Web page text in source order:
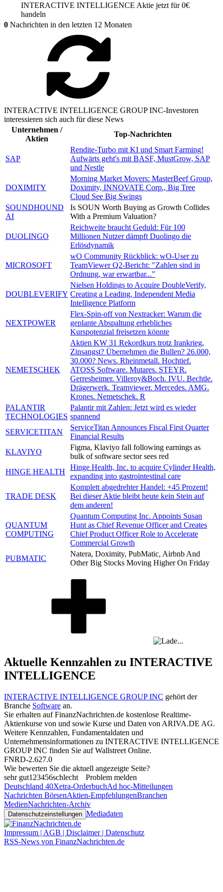
INTERACTIVE INTELLIGENCE Aktie jetzt für 0€
handeln
0 Nachrichten in den letzten 12 Monaten
INTERACTIVE INTELLIGENCE GROUP INC-Investoren
interessieren sich auch für diese News
Unternehmen /
Aktien
Top-Nachrichten
SAP
Rendite-Turbo mit KI und Smart Farming!
Aufwärts geht's mit BASF, MustGrow, SAP
und Nestle
DOXIMITY
Morning Market Movers: MasterBeef Group,
Doximity, INNOVATE Corp., Big Tree
Cloud See Big Swings
SOUNDHOUND
AI
Is SOUN Worth Buying as Growth Collides
With a Premium Valuation?
DUOLINGO
Reichweite braucht Geduld: Für 100
Millionen Nutzer dämpft Duolingo die
Erlösdynamik
MICROSOFT
wO Community Rückblick: wO-User zu
TeamViewer Q2-Bericht: "Zahlen sind in
Ordnung, war erwartbar..."
DOUBLEVERIFY
Nielsen Holdings to Acquire DoubleVerify,
Creating a Leading, Independent Media
Intelligence Platform
NEXTPOWER
Flex-Spin-off von Nextracker: Warum die
geplante Abspaltung erhebliches
Kurspotenzial freisetzen könnte
NEMETSCHEK
Aktien KW 31 Rekordkurs trotz Irankrieg,
Zinsangst? Übernehmen die Bullen? 26.000,
30.000? News. Rheinmetall. Hochtief.
ATOSS Software. Mutares. STEYR.
Gerresheimer. Villeroy&Boch. IVU. Bechtle.
Drägerwerk. Teamviewer. Mercedes. AMG.
Krones. Nemetschek. R
PALANTIR
TECHNOLOGIES
Palantir mit Zahlen: Jetzt wird es wieder
spannend
SERVICETITAN
ServiceTitan Announces Fiscal First Quarter
Financial Results
KLAVIYO
Figma, Klaviyo fall following earnings as
bulk of software sector sees red
HINGE HEALTH
Hinge Health, Inc. to acquire Cylinder Health,
expanding into gastrointestinal care
TRADE DESK
Komplett abgedrehter Handel: +45 Prozent!
Bei dieser Aktie bleibt heute kein Stein auf
dem anderen!
QUANTUM
COMPUTING
Quantum Computing Inc. Appoints Susan
Hunt as Chief Revenue Officer and Creates
Chief Product Officer Role to Accelerate
Commercial Growth
PUBMATIC
Natera, Doximity, PubMatic, Airbnb And
Other Big Stocks Moving Higher On Friday
Aktuelle Kennzahlen zu INTERACTIVE
INTELLIGENCE
INTERACTIVE INTELLIGENCE GROUP INC gehört der
Branche Software an.
Sie erhalten auf FinanzNachrichten.de kostenlose Realtime-
Aktienkurse von und sowie Kurse und Daten von ARIVA.DE AG.
Weitere Kennzahlen, Fundamentaldaten und
Unternehmensinformationen zu INTERACTIVE INTELLIGENCE
GROUP INC finden Sie aufWallstreet Online.
FNRD-2.627.0
Wie bewerten Sie die aktuell angezeigte Seite?
sehr gut1 23456schlecht
Problem melden
Deutschland 40Xetra-OrderbuchAd hoc-Mitteilungen
Nachrichten BörsenAktien-EmpfehlungenBranchen
MedienNachrichten-Archiv
Datenschutzeinstellungen Mediadaten
Impressum | AGB | Disclaimer | Datenschutz
RSS-News von FinanzNachrichten.de